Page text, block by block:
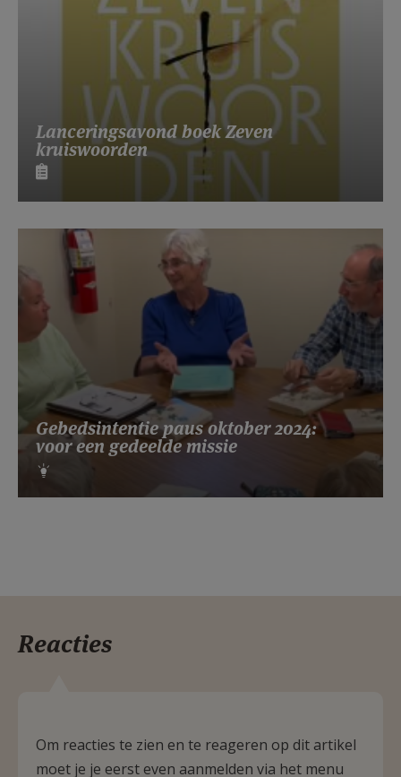
Lanceringsavond boek Zeven
kruiswoorden
Gebedsintentie paus oktober 2024:
voor een gedeelde missie
Reacties
Om reacties te zien en te reageren op dit artikel
moet je je eerst even aanmelden via het menu